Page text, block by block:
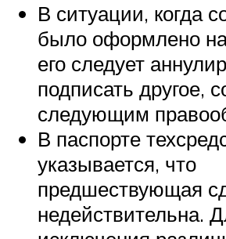
В ситуации, когда
было оформлено
его следует
подписать другое,
следующим
В паспорте
указывается, что
предшествующая
недействительна.